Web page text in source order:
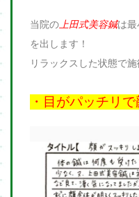
当院の 上田式美容鍼は最
を出します！
リラックスした状態で
・目がパッチリ